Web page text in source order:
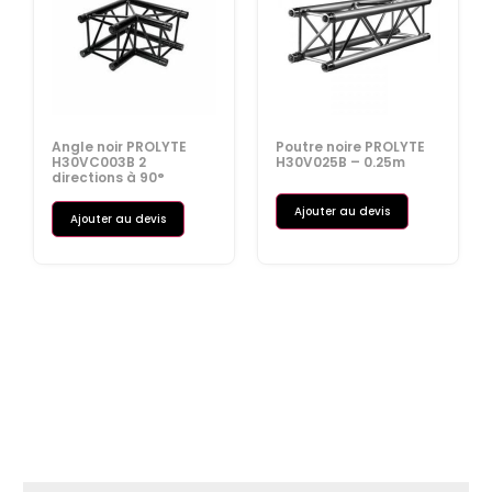
Angle noir PROLYTE
H30VC003B 2
directions à 90°
Ajouter au devis
Poutre noire PROLYTE
H30V025B – 0.25m
Ajouter au devis